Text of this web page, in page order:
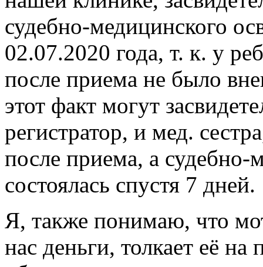
судебно-медицинского
02.07.2020 года, т. к. у
после приема не было
этот факт могут
регистратор, и мед.
после приема, а судебно-
состоялась спустя 7 дней.
Я, также понимаю, что
нас деньги, толкает её на